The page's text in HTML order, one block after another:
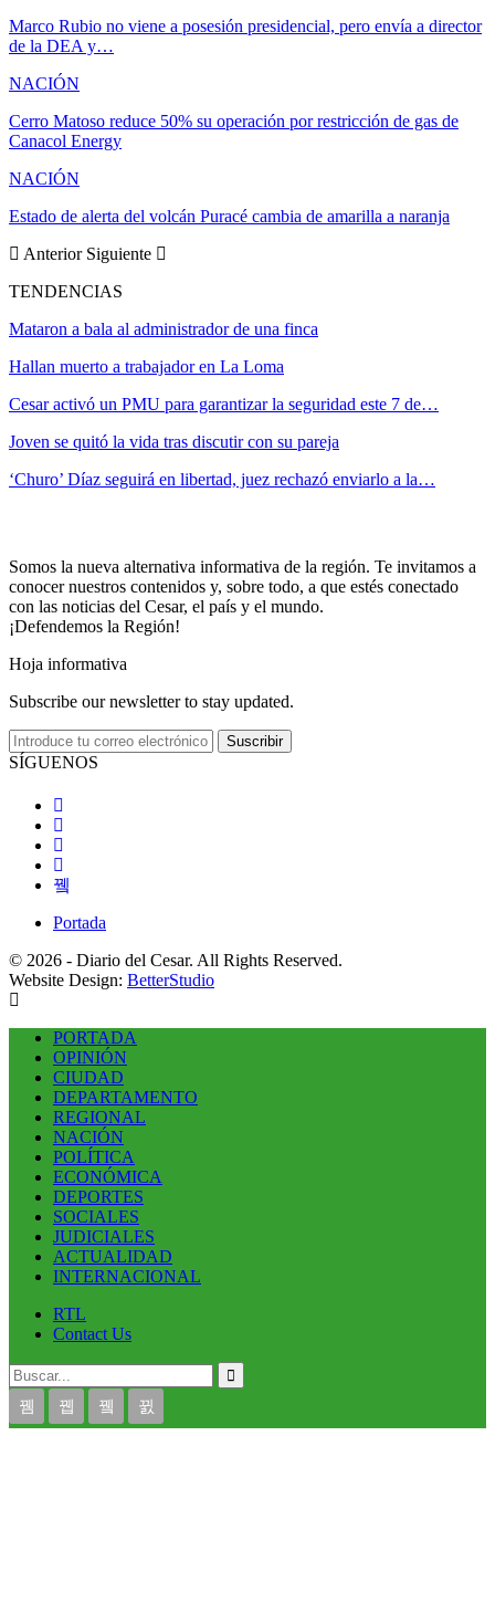
Marco Rubio no viene a posesión presidencial, pero envía a director
de la DEA y…
NACIÓN
Cerro Matoso reduce 50% su operación por restricción de gas de
Canacol Energy
NACIÓN
Estado de alerta del volcán Puracé cambia de amarilla a naranja
Anterior Siguiente
TENDENCIAS
Mataron a bala al administrador de una finca
Hallan muerto a trabajador en La Loma
Cesar activó un PMU para garantizar la seguridad este 7 de…
Joven se quitó la vida tras discutir con su pareja
‘Churo’ Díaz seguirá en libertad, juez rechazó enviarlo a la…
Somos la nueva alternativa informativa de la región. Te invitamos a
conocer nuestros contenidos y, sobre todo, a que estés conectado
con las noticias del Cesar, el país y el mundo.
¡Defendemos la Región!
Hoja informativa
Subscribe our newsletter to stay updated.
Suscribir
SÍGUENOS
Portada
© 2026 - Diario del Cesar. All Rights Reserved.
Website Design: BetterStudio
PORTADA
OPINIÓN
CIUDAD
DEPARTAMENTO
REGIONAL
NACIÓN
POLÍTICA
ECONÓMICA
DEPORTES
SOCIALES
JUDICIALES
ACTUALIDAD
INTERNACIONAL
RTL
Contact Us